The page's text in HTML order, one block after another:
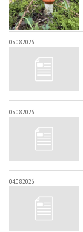
05.08.2026
05.08.2026
04.08.2026